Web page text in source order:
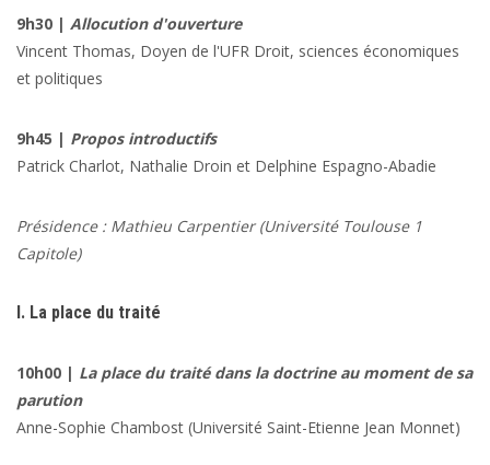
9h30 | Allocution d'ouverture
Vincent Thomas, Doyen de l'UFR Droit, sciences économiques
et politiques
9h45 | Propos introductifs
Patrick Charlot, Nathalie Droin et Delphine Espagno-Abadie
Présidence : Mathieu Carpentier(Université Toulouse 1
Capitole)
I. La place du traité
10h00 | La place du traité dans la doctrine au moment de sa
parution
Anne-Sophie Chambost (Université Saint-Etienne Jean Monnet)